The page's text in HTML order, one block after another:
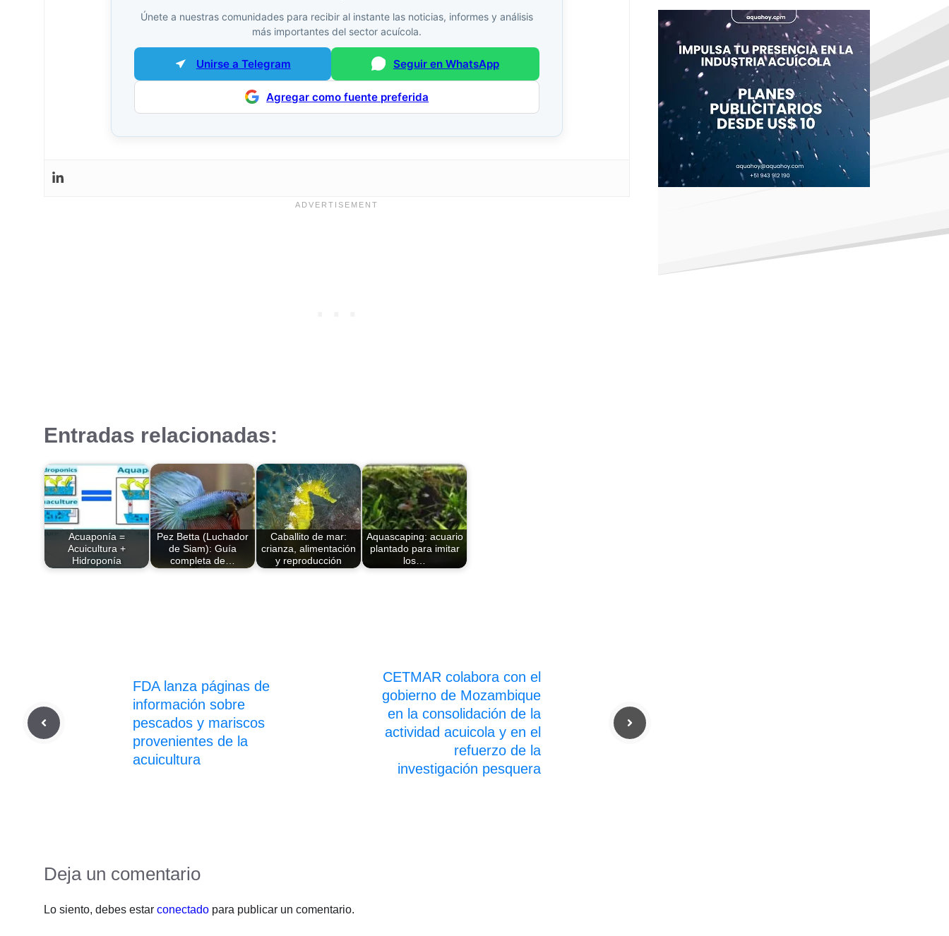
Únete a nuestras comunidades para recibir al instante las noticias, informes y análisis
más importantes del sector acuícola.
Unirse a Telegram Seguir en WhatsApp
Agregar como fuente preferida
Entradas relacionadas:
Acuaponía =
Acuicultura +
Hidroponía
Pez Betta (Luchador
de Siam): Guía
completa de…
Caballito de mar:
crianza, alimentación
y reproducción
Aquascaping: acuario
plantado para imitar
los…
FDA lanza páginas de
información sobre
pescados y mariscos
provenientes de la
acuicultura
CETMAR colabora con el
gobierno de Mozambique
en la consolidación de la
actividad acuicola y en el
refuerzo de la
investigación pesquera
Deja un comentario
Lo siento, debes estar conectado para publicar un comentario.